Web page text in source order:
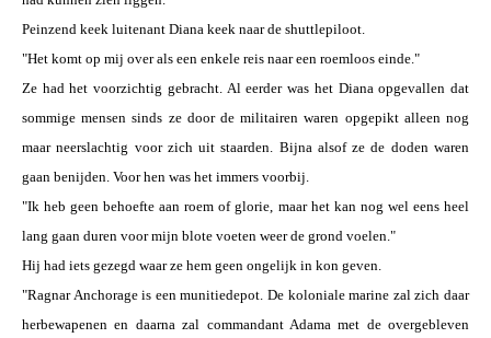
Peinzend keek luitenant Diana keek naar de shuttlepiloot.
"Het komt op mij over als een enkele reis naar een roemloos einde."
Ze had het voorzichtig gebracht. Al eerder was het Diana opgevallen dat
sommige mensen sinds ze door de militairen waren opgepikt alleen nog
maar neerslachtig voor zich uit staarden. Bijna alsof ze de doden waren
gaan benijden. Voor hen was het immers voorbij.
"Ik heb geen behoefte aan roem of glorie, maar het kan nog wel eens heel
lang gaan duren voor mijn blote voeten weer de grond voelen."
Hij had iets gezegd waar ze hem geen ongelijk in kon geven.
"Ragnar Anchorage is een munitiedepot. De koloniale marine zal zich daar
herbewapenen en daarna zal commandant Adama met de overgebleven